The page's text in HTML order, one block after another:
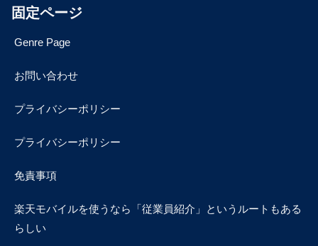
固定ページ
Genre Page
お問い合わせ
プライバシーポリシー
プライバシーポリシー
免責事項
楽天モバイルを使うなら「従業員紹介」というルートもある
らしい